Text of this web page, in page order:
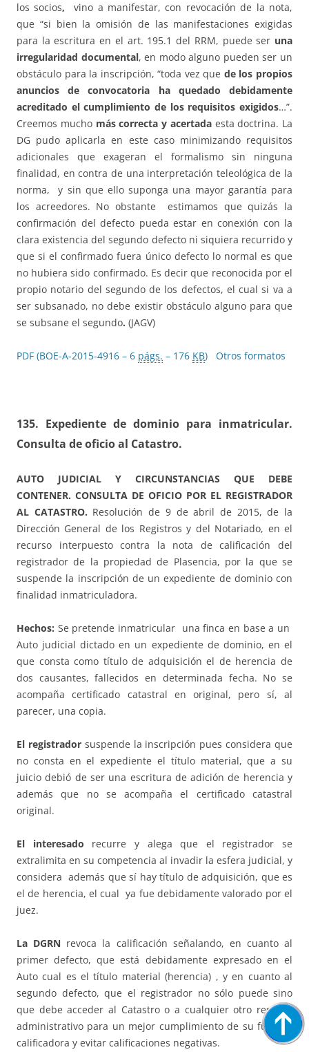
los socios,
vino a manifestar, con revocación de la nota,
que “si bien la omisión de las manifestaciones exigidas
para la escritura en el art. 195.1 del RRM, puede ser una
irregularidad documental, en modo alguno pueden ser un
obstáculo para la inscripción, “toda vez que de los propios
anuncios de convocatoria ha quedado debidamente
acreditado el cumplimiento de los requisitos exigidos…”.
Creemos mucho más correcta y acertadaesta doctrina. La
DG pudo aplicarla en este caso minimizando requisitos
adicionales que exageran el formalismo sin ninguna
finalidad, en contra de una interpretación teleológica de la
norma, y sin que ello suponga una mayor garantía para
los acreedores. No obstante estimamos que quizás la
confirmación del defecto pueda estar en conexión con la
clara existencia del segundo defecto ni siquiera recurrido y
que si el confirmado fuera único defecto lo normal es que
no hubiera sido confirmado. Es decir que reconocida por el
propio notario del segundo de los defectos, el cual si va a
ser subsanado, no debe existir obstáculo alguno para que
se subsane el segundo. (JAGV)
PDF (BOE-A-2015-4916 – 6 págs. – 176 KB) Otros formatos
135. Expediente de dominio para inmatricular.
Consulta de oficio al Catastro.
AUTO JUDICIAL Y CIRCUNSTANCIAS QUE DEBE
CONTENER. CONSULTA DE OFICIO POR EL REGISTRADOR
AL CATASTRO. Resolución de 9 de abril de 2015, de la
Dirección General de los Registros y del Notariado, en el
recurso interpuesto contra la nota de calificación del
registrador de la propiedad de Plasencia, por la que se
suspende la inscripción de un expediente de dominio con
finalidad inmatriculadora.
Hechos: Se pretende inmatricular una finca en base a un
Auto judicial dictado en un expediente de dominio, en el
que consta como título de adquisición el de herencia de
dos causantes, fallecidos en determinada fecha. No se
acompaña certificado catastral en original, pero sí, al
parecer, una copia.
El registradorsuspende la inscripción pues considera que
no consta en el expediente el título material, que a su
juicio debió de ser una escritura de adición de herencia y
además que no se acompaña el certificado catastral
original.
El interesado recurre y alega que el registrador se
extralimita en su competencia al invadir la esfera judicial, y
considera además que sí hay título de adquisición, que es
el de herencia, el cual ya fue debidamente valorado por el
juez.
La DGRN revoca la calificación señalando, en cuanto al
primer defecto, que está debidamente expresado en el
Auto cual es el título material (herencia) , y en cuanto al
segundo defecto, que el registrador no sólo puede sino
que debe acceder al Catastro o a cualquier otro registro
administrativo para un mejor cumplimiento de su función
calificadora y evitar calificaciones negativas.